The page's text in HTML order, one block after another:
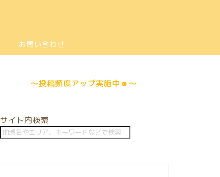
お問い合わせ
～投稿頻度アップ実施中☻～
サイト内検索